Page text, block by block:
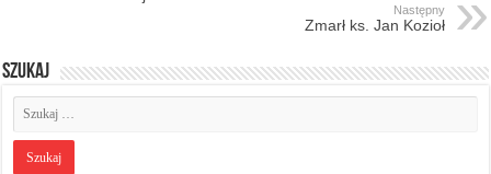
Następny
Zmarł ks. Jan Kozioł
Szukaj